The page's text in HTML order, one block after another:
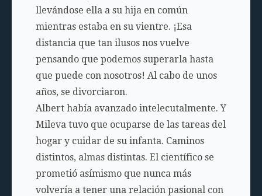
llevándose ella a su hija en común
mientras estaba en su vientre. ¡Esa
distancia que tan ilusos nos vuelve
pensando que podemos superarla hasta
que puede con nosotros! Al cabo de unos
años, se divorciaron.
Albert había avanzado intelecutalmente. Y
Mileva tuvo que ocuparse de las tareas del
hogar y cuidar de su infanta. Caminos
distintos, almas distintas. El científico se
prometió asímismo que nunca más
volvería a tener una relación pasional con